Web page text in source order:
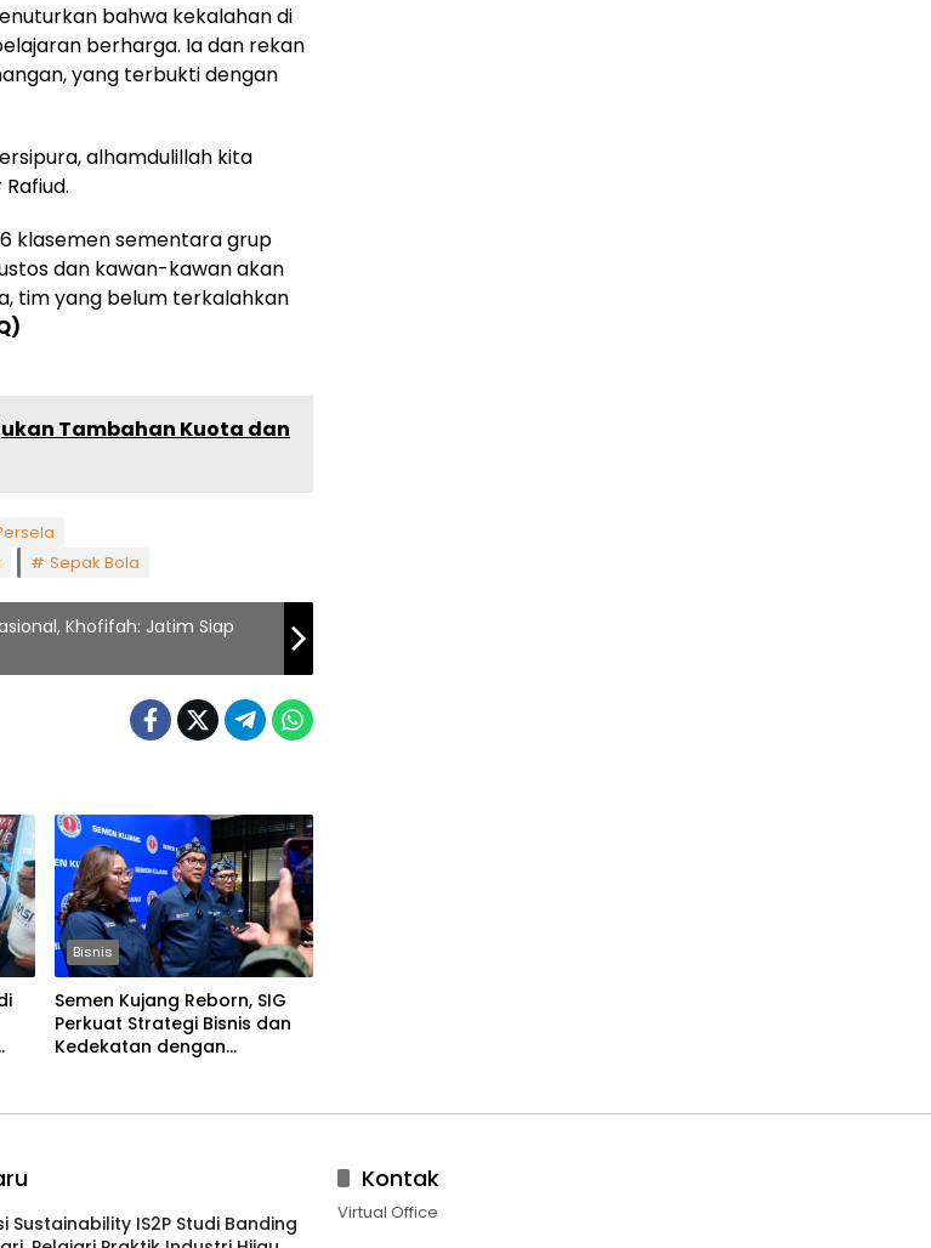
bahwa kekalahan di
berharga. Ia dan rekan
yang terbukti dengan
alhamdulillah kita
klasemen sementara grup
dan kawan-kawan akan
tim yang belum terkalahkan
Tambahan Kuota dan
Sepak Bola
Khofifah: Jatim Siap
Bisnis
Semen Kujang Reborn, SIG
Perkuat Strategi Bisnis dan
Kedekatan dengan
Sustainability IS2P Studi Banding
Kontak
Virtual Office